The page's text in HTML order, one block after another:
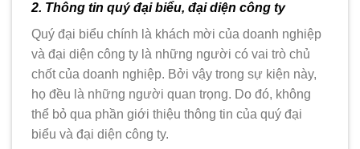
2. Thông tin quý đại biểu, đại diện công ty
Quý đại biểu chính là khách mời của doanh nghiệp
và đại diện công ty là những người có vai trò chủ
chốt của doanh nghiệp. Bởi vậy trong sự kiện này,
họ đều là những người quan trọng. Do đó, không
thể bỏ qua phần giới thiệu thông tin của quý đại
biểu và đại diện công ty.